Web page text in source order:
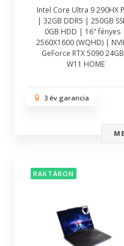
Intel Core Ultra 9 290HX
| 32GB DDR5 | 250GB
0GB HDD | 16" fényes |
2560X1600 (WQHD) |
GeForce RTX 5090
W11 HOME
3 év garancia
RAKTÁRON